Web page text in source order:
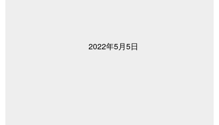
2022年5月5日